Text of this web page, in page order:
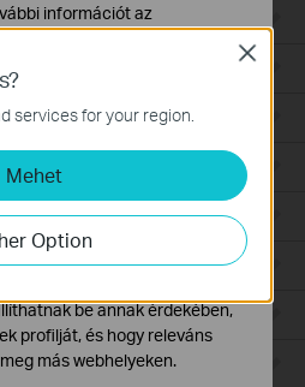
services for your region.
Mehet
Option
Close
információt az
működéséhez szükségesek,
k
teszik számunkra, hogy
végzett tevékenységeit, hogy
működését.
be annak érdekében,
profilját, és hogy releváns
más webhelyeken.